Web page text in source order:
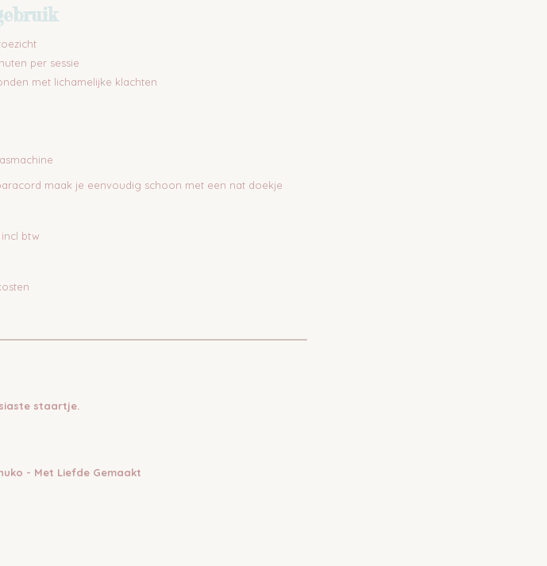
per sessie
met lichamelijke klachten
maak je eenvoudig schoon met een nat doekje
btw
staartje.
- Met Liefde Gemaakt